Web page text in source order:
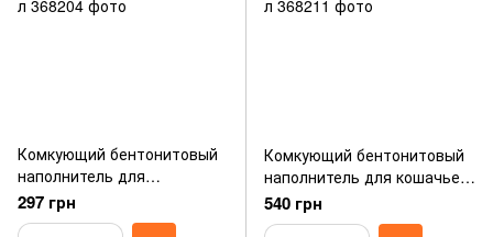
Комкующий бентонитовый
наполнитель для
кошачьего туалета Clear
Cat Blanco лаванда 5 л
297 грн
Комкующий бентонитовый
наполнитель для кошачьего
туалета Clear Cat Blanco
лаванда 10 л
540 грн